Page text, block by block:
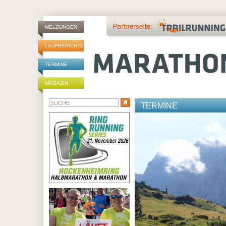
MELDUNGEN
LAUFBERICHTE
TERMINE
MAGAZIN
TERMINE